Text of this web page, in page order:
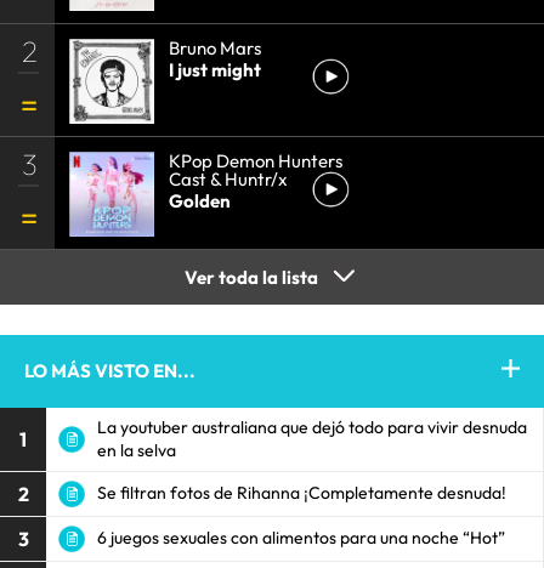
2
Bruno Mars
I just might
3 KPop Demon Hunters
Cast & Huntr/x
Golden
Ver toda la lista
LO MÁS VISTO EN...
1
La youtuber australiana que dejó todo para vivir desnuda
en la selva
2 Se filtran fotos de Rihanna ¡Completamente desnuda!
3 6 juegos sexuales con alimentos para una noche “Hot”